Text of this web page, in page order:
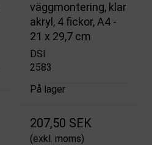
väggmontering, klar
akryl, 4 fickor, A4 -
21 x 29,7 cm
DSI
2583
På lager
207,50 SEK
(exkl. moms)